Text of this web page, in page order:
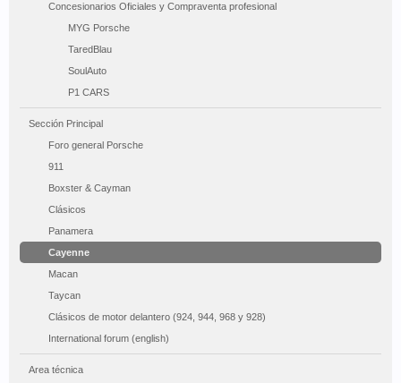
Concesionarios Oficiales y Compraventa profesional
MYG Porsche
TaredBlau
SoulAuto
P1 CARS
Sección Principal
Foro general Porsche
911
Boxster & Cayman
Clásicos
Panamera
Cayenne
Macan
Taycan
Clásicos de motor delantero (924, 944, 968 y 928)
International forum (english)
Area técnica